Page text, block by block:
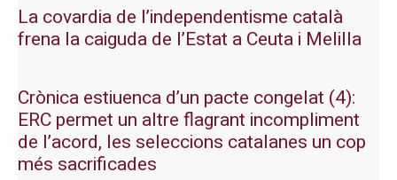
La covardia de l’independentisme català
frena la caiguda de l’Estat a Ceuta i Melilla
Crònica estiuenca d’un pacte congelat (4):
ERC permet un altre flagrant incompliment
de l’acord, les seleccions catalanes un cop
més sacrificades